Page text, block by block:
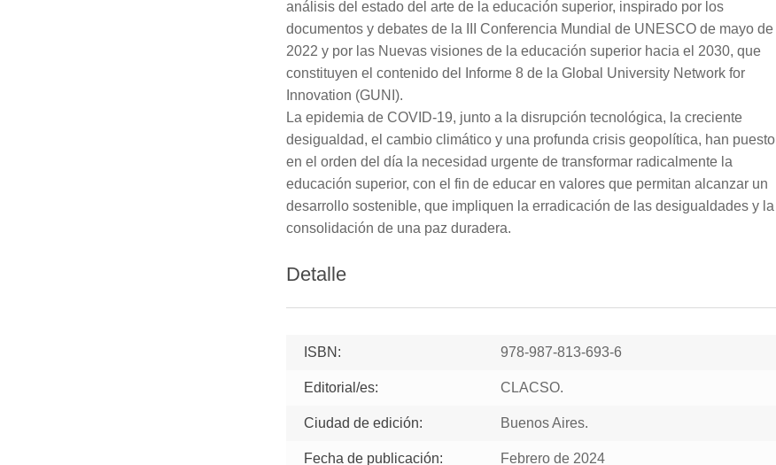
análisis del estado del arte de la educación superior, inspirado por los
documentos y debates de la III Conferencia Mundial de UNESCO de mayo de
2022 y por las Nuevas visiones de la educación superior hacia el 2030, que
constituyen el contenido del Informe 8 de la Global University Network for
Innovation (GUNI).
La epidemia de COVID-19, junto a la disrupción tecnológica, la creciente
desigualdad, el cambio climático y una profunda crisis geopolítica, han puesto
en el orden del día la necesidad urgente de transformar radicalmente la
educación superior, con el fin de educar en valores que permitan alcanzar un
desarrollo sostenible, que impliquen la erradicación de las desigualdades y la
consolidación de una paz duradera.
Detalle
ISBN: 978-987-813-693-6
Editorial/es: CLACSO.
Ciudad de edición: Buenos Aires.
Fecha de publicación: Febrero de 2024